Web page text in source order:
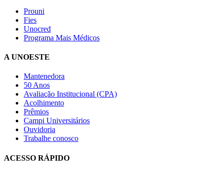
Prouni
Fies
Unocred
Programa Mais Médicos
A UNOESTE
Mantenedora
50 Anos
Avaliação Institucional (CPA)
Acolhimento
Prêmios
Campi Universitários
Ouvidoria
Trabalhe conosco
ACESSO RÁPIDO